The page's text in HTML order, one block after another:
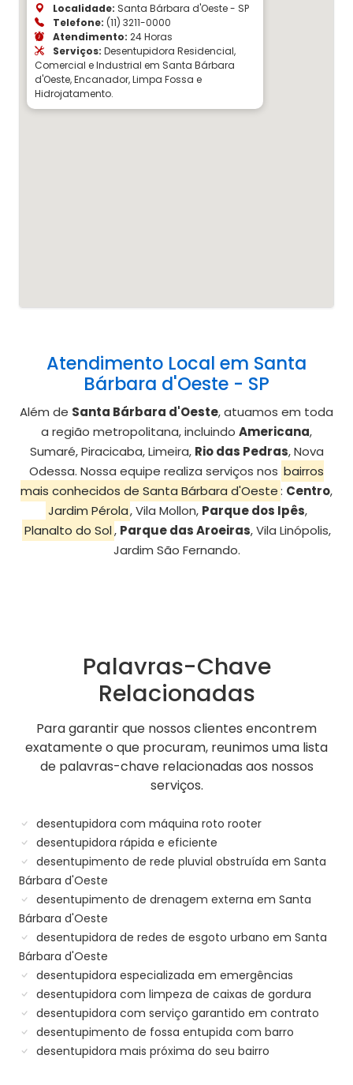
Localidade: Santa Bárbara d'Oeste - SP
Telefone: (11) 3211-0000
Atendimento: 24 Horas
Serviços: Desentupidora Residencial,
Comercial e Industrial em Santa Bárbara
d'Oeste, Encanador, Limpa Fossa e
Hidrojatamento.
Atendimento Local em Santa
Bárbara d'Oeste - SP
Além de Santa Bárbara d'Oeste, atuamos em toda
a região metropolitana, incluindo Americana,
Sumaré, Piracicaba, Limeira, Rio das Pedras, Nova
Odessa. Nossa equipe realiza serviços nos bairros
mais conhecidos de Santa Bárbara d'Oeste: Centro,
Jardim Pérola, Vila Mollon, Parque dos Ipês,
Planalto do Sol, Parque das Aroeiras, Vila Linópolis,
Jardim São Fernando.
Palavras-Chave
Relacionadas
Para garantir que nossos clientes encontrem
exatamente o que procuram, reunimos uma lista
de palavras-chave relacionadas aos nossos
serviços.
desentupidora com máquina roto rooter
desentupidora rápida e eficiente
desentupimento de rede pluvial obstruída em Santa
Bárbara d'Oeste
desentupimento de drenagem externa em Santa
Bárbara d'Oeste
desentupidora de redes de esgoto urbano em Santa
Bárbara d'Oeste
desentupidora especializada em emergências
desentupidora com limpeza de caixas de gordura
desentupidora com serviço garantido em contrato
desentupimento de fossa entupida com barro
desentupidora mais próxima do seu bairro